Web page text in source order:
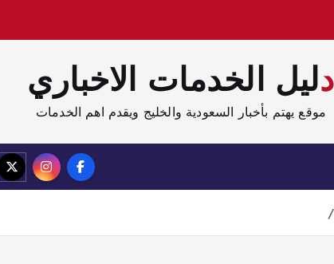
دليل الخدمات الاخباري
موقع يهتم بأخبار السعودية والخليج ويقدم اهم الخدمات